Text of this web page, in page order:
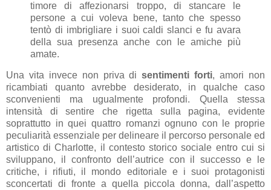
timore di affezionarsi troppo, di stancare le
persone a cui voleva bene, tanto che spesso
tentò di imbrigliare i suoi caldi slanci e fu avara
della sua presenza anche con le amiche più
amate.
Una vita invece non priva disentimenti forti, amori non
ricambiati quanto avrebbe desiderato, in qualche caso
sconvenienti ma ugualmente profondi. Quella stessa
intensità di sentire che rigetta sulla pagina, evidente
soprattutto in quei quattro romanzi ognuno con le proprie
peculiarità essenziale per delineare il percorso personale ed
artistico di Charlotte, il contesto storico sociale entro cui si
sviluppano, il confronto dell’autrice con il successo e le
critiche, i rifiuti, il mondo editoriale e i suoi protagonisti
sconcertati di fronte a quella piccola donna, dall’aspetto